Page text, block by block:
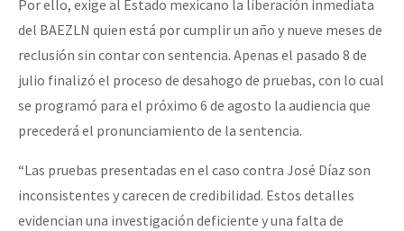
Por ello, exige al Estado mexicano la liberación inmediata
del BAEZLN quien está por cumplir un año y nueve meses de
reclusión sin contar con sentencia. Apenas el pasado 8 de
julio finalizó el proceso de desahogo de pruebas, con lo cual
se programó para el próximo 6 de agosto la audiencia que
precederá el pronunciamiento de la sentencia.
“Las pruebas presentadas en el caso contra José Díaz son
inconsistentes y carecen de credibilidad. Estos detalles
evidencian una investigación deficiente y una falta de